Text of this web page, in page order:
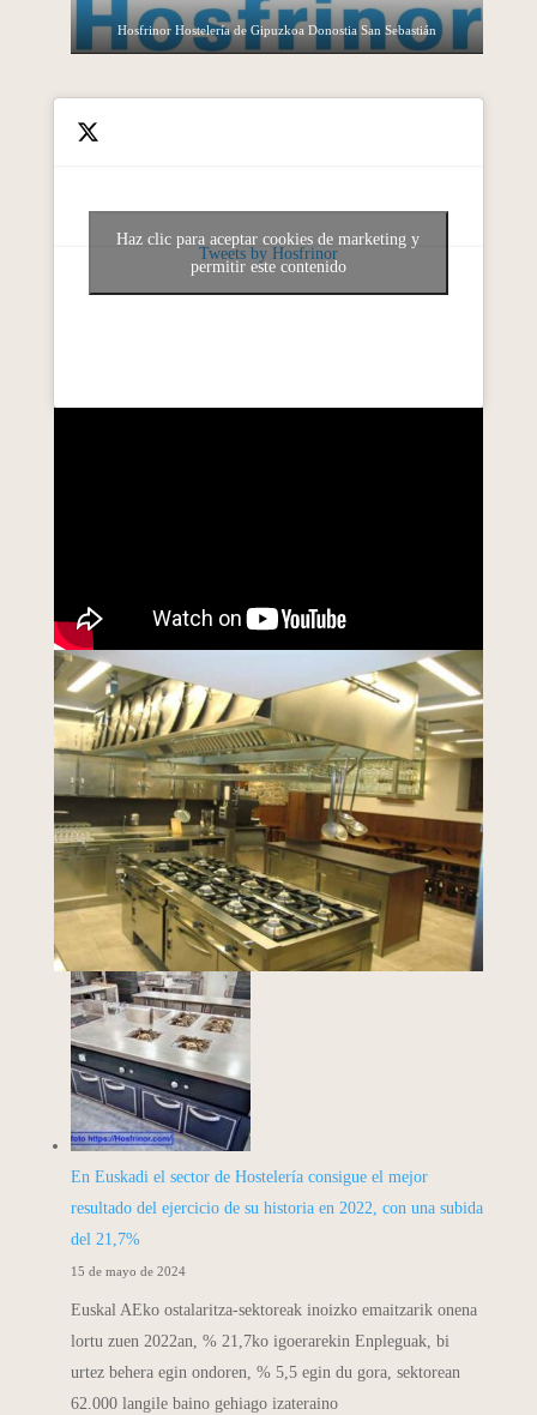
Hosfrinor Hostelería de Gipuzkoa Donostia San Sebastián
Tweets by Hosfrinor
Haz clic para aceptar cookies de marketing y
permitir este contenido
En Euskadi el sector de Hostelería consigue el mejor
resultado del ejercicio de su historia en 2022, con una subida
del 21,7%
15 de mayo de 2024
Euskal AEko ostalaritza-sektoreak inoizko emaitzarik onena
lortu zuen 2022an, % 21,7ko igoerarekin Enpleguak, bi
urtez behera egin ondoren, % 5,5 egin du gora, sektorean
62.000 langile baino gehiago izateraino